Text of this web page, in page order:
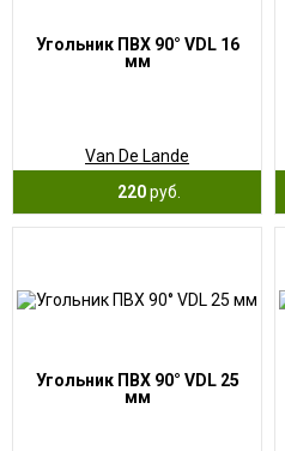
Угольник ПВХ 90° VDL 16
мм
Van De Lande
220руб.
Угольник ПВХ 90° VDL 25
мм